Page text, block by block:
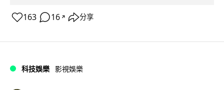
163 16 ↗ 分享
科技娛樂 影視娛樂